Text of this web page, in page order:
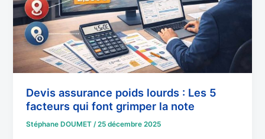
Devis assurance poids lourds : Les 5
facteurs qui font grimper la note
Stéphane DOUMET/25 décembre 2025
5
facteurs
qui
font
grimper
note